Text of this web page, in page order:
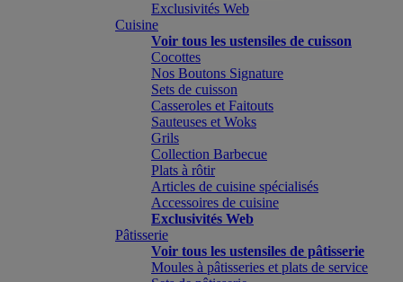
Exclusivités Web
Cuisine
Voir tous les ustensiles de cuisson
Cocottes
Nos Boutons Signature
Sets de cuisson
Casseroles et Faitouts
Sauteuses et Woks
Grils
Collection Barbecue
Plats à rôtir
Articles de cuisine spécialisés
Accessoires de cuisine
Exclusivités Web
Pâtisserie
Voir tous les ustensiles de pâtisserie
Moules à pâtisseries et plats de service